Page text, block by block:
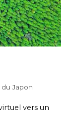
du Japon
vers un